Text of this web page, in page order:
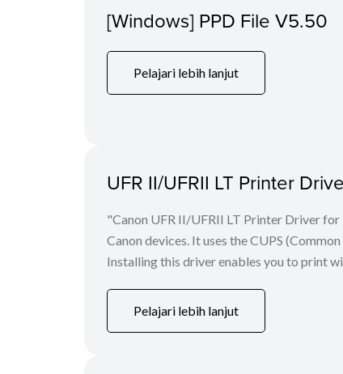
[Windows] PPD File V5.50
Pelajari lebih lanjut
UFR II/UFRII LT Printer
"Canon UFR II/UFRII LT Printer Driver
Canon devices. It uses the CUPS
Installing this driver enables you to print
Pelajari lebih lanjut